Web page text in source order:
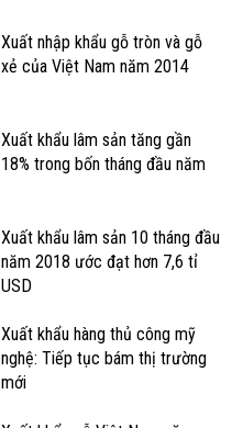
Xuất nhập khẩu gỗ tròn và gỗ
xẻ của Việt Nam năm 2014
Xuất khẩu lâm sản tăng gần
18% trong bốn tháng đầu năm
Xuất khẩu lâm sản 10 tháng đầu
năm 2018 ước đạt hơn 7,6 tỉ
USD
Xuất khẩu hàng thủ công mỹ
nghệ: Tiếp tục bám thị trường
mới